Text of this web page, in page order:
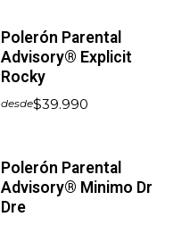
Polerón Parental
Advisory® Explicit
Rocky
desde$39.990
Polerón Parental
Advisory® Minimo Dr
Dre